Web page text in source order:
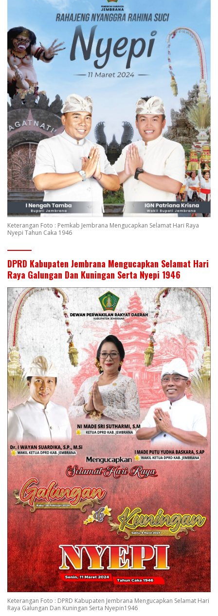
Keterangan Foto : Pemkab Jembrana Mengucapkan Selamat Hari Raya
Nyepi Tahun Caka 1946
DPRD Kabupaten Jembrana Mengucapkan Selamat Hari
Raya Galungan Dan Kuningan Serta Nyepi 1946
Keterangan Foto : DPRD Kabupaten Jembrana Mengucapkan Selamat Hari
Raya Galungan Dan Kuningan Serta Nyepin1946